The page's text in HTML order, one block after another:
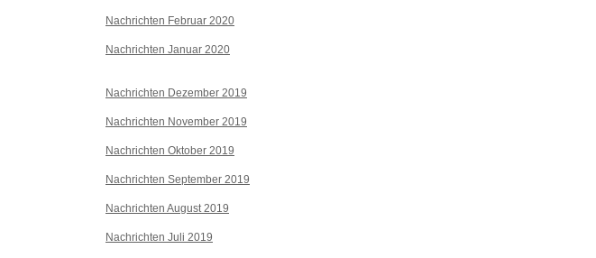
Nachrichten Februar 2020
Nachrichten Januar 2020
Nachrichten Dezember 2019
Nachrichten November 2019
Nachrichten Oktober 2019
Nachrichten September 2019
Nachrichten August 2019
Nachrichten Juli 2019